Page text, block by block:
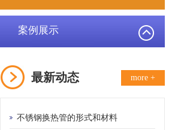
案例展示
最新动态 more +
不锈钢换热管的形式和材料